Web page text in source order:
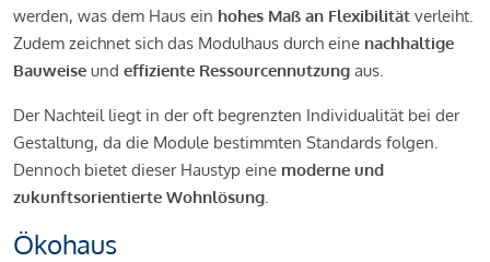
werden, was dem Haus ein hohes Maß an Flexibilität verleiht.
Zudem zeichnet sich das Modulhaus durch eine nachhaltige
Bauweise und effiziente Ressourcennutzung aus.
Der Nachteil liegt in der oft begrenzten Individualität bei der
Gestaltung, da die Module bestimmten Standards folgen.
Dennoch bietet dieser Haustyp eine moderne und
zukunftsorientierte Wohnlösung
Ökohaus